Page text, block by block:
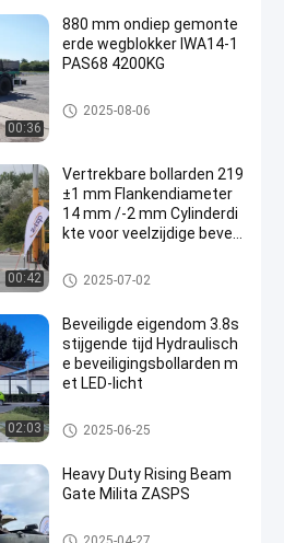
00:36
880 mm ondiep gemonte
erde wegblokker IWA14-1
PAS68 4200KG
wegblockers
2025-08-06
00:42
Vertrekbare bollarden 219
±1 mm Flankendiameter
14 mm /-2 mm Cylinderdi
kte voor veelzijdige beveili
Verwijderbare bollarden
2025-07-02
02:03
Beveiligde eigendom 3.8s
stijgende tijd Hydraulisch
e beveiligingsbollarden m
et LED-licht
Automatische Meerpalen
2025-06-25
Heavy Duty Rising Beam
Gate Milita ZASPS
Opkomende balkpoort